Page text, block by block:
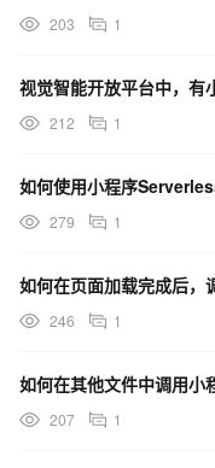
203 1
212 1
279 1
246 1
207 1